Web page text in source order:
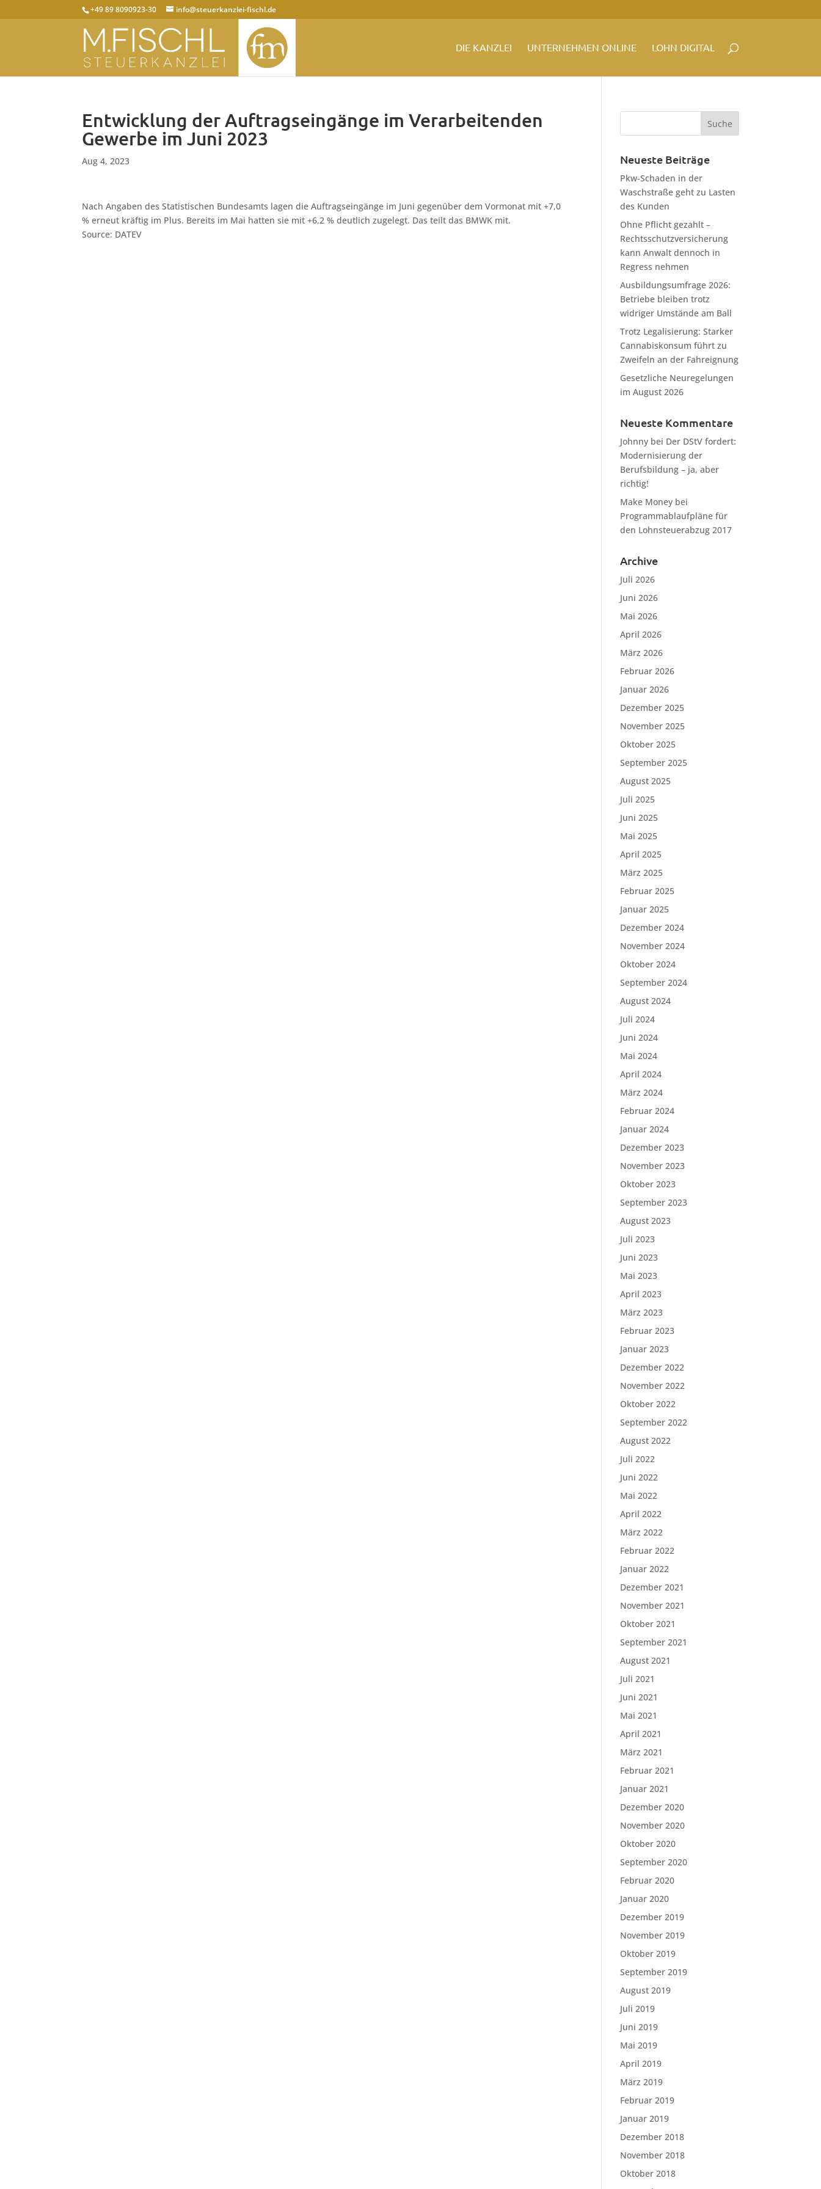
+49 89 8090923-30 info@steuerkanzlei-fischl.de
DIE KANZLEI UNTERNEHMEN ONLINE LOHN DIGITAL
Entwicklung der Auftragseingänge im Verarbeitenden
Gewerbe im Juni 2023
Aug 4, 2023
Nach Angaben des Statistischen Bundesamts lagen die Auftragseingänge im Juni gegenüber dem Vormonat mit +7,0
% erneut kräftig im Plus. Bereits im Mai hatten sie mit +6,2 % deutlich zugelegt. Das teilt das BMWK mit.
Source: DATEV
Neueste Beiträge
Pkw-Schaden in der
Waschstraße geht zu Lasten
des Kunden
Ohne Pflicht gezahlt –
Rechtsschutzversicherung
kann Anwalt dennoch in
Regress nehmen
Ausbildungsumfrage 2026:
Betriebe bleiben trotz
widriger Umstände am Ball
Trotz Legalisierung: Starker
Cannabiskonsum führt zu
Zweifeln an der Fahreignung
Gesetzliche Neuregelungen
im August 2026
Neueste Kommentare
Johnny bei Der DStV fordert:
Modernisierung der
Berufsbildung – ja, aber
richtig!
Make Money bei
Programmablaufpläne für
den Lohnsteuerabzug 2017
Archive
Juli 2026
Juni 2026
Mai 2026
April 2026
März 2026
Februar 2026
Januar 2026
Dezember 2025
November 2025
Oktober 2025
September 2025
August 2025
Juli 2025
Juni 2025
Mai 2025
April 2025
März 2025
Februar 2025
Januar 2025
Dezember 2024
November 2024
Oktober 2024
September 2024
August 2024
Juli 2024
Juni 2024
Mai 2024
April 2024
März 2024
Februar 2024
Januar 2024
Dezember 2023
November 2023
Oktober 2023
September 2023
August 2023
Juli 2023
Juni 2023
Mai 2023
April 2023
März 2023
Februar 2023
Januar 2023
Dezember 2022
November 2022
Oktober 2022
September 2022
August 2022
Juli 2022
Juni 2022
Mai 2022
April 2022
März 2022
Februar 2022
Januar 2022
Dezember 2021
November 2021
Oktober 2021
September 2021
August 2021
Juli 2021
Juni 2021
Mai 2021
April 2021
März 2021
Februar 2021
Januar 2021
Dezember 2020
November 2020
Oktober 2020
September 2020
Februar 2020
Januar 2020
Dezember 2019
November 2019
Oktober 2019
September 2019
August 2019
Juli 2019
Juni 2019
Mai 2019
April 2019
März 2019
Februar 2019
Januar 2019
Dezember 2018
November 2018
Oktober 2018